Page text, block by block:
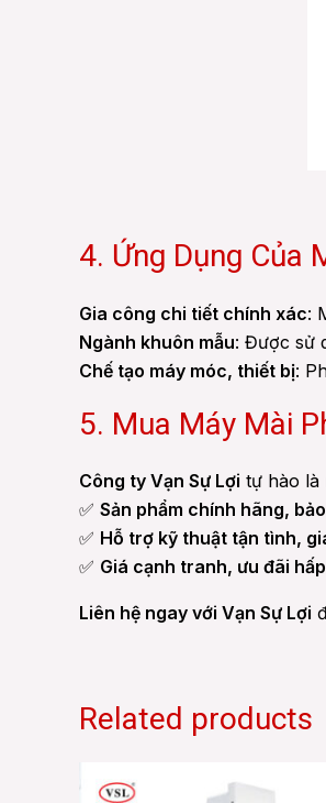
4. Ứng Dụng Của
Gia công chi tiết chính xác:
Ngành khuôn mẫu: Được sử
Chế tạo máy móc, thiết bị:
5. Mua Máy Mài
Công ty Vạn Sự Lợi tự hào là
✅ Sản phẩm chính hãng,
✅ Hỗ trợ kỹ thuật tận tình,
✅ Giá cạnh tranh, ưu đãi
Liên hệ ngay với Vạn Sự Lợi
Related products